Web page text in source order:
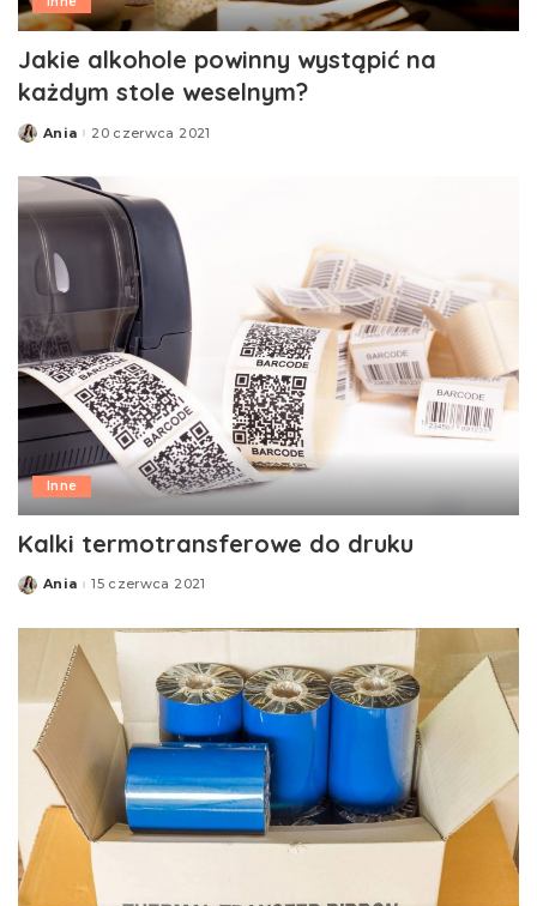
Jakie alkohole powinny wystąpić na
każdym stole weselnym?
Posted
Ania 20 czerwca 2021
Inne
Kalki termotransferowe do druku
Posted
Ania 15 czerwca 2021